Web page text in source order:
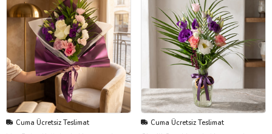
Cuma Ücretsiz Teslimat Cuma Ücretsiz Teslimat